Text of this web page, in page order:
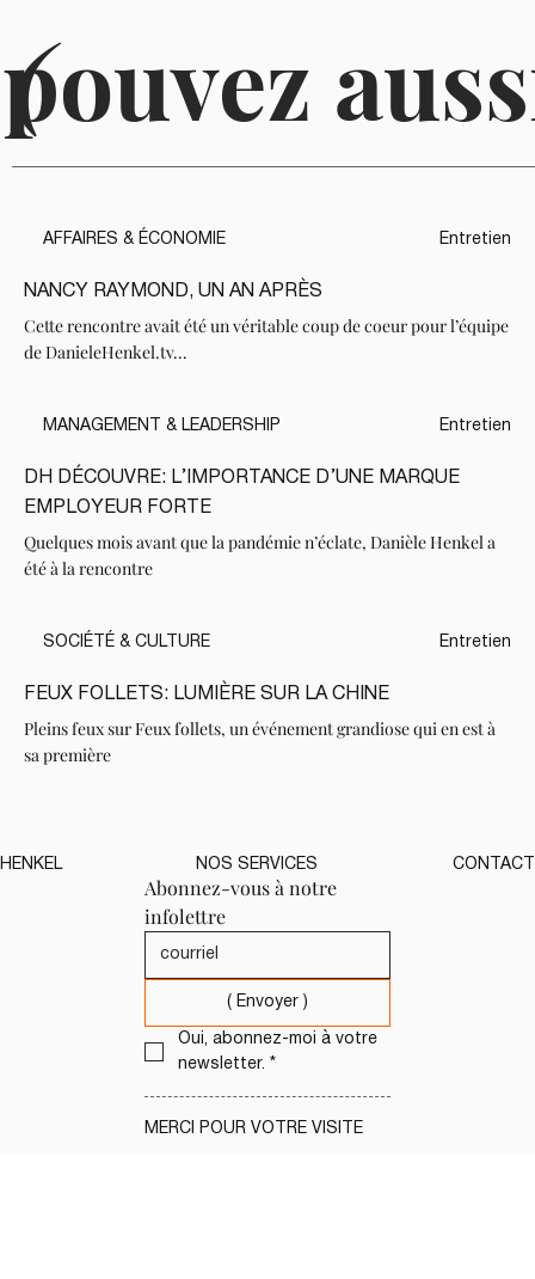
(
Entretien
NANCY RAYMOND, UN AN APRÈS
Cette rencontre avait été un véritable coup de coeur pour l’équipe
de DanieleHenkel.tv...
AFFAIRES & ÉCONOMIE
Entretien
DH DÉCOUVRE: L’IMPORTANCE D’UNE MARQUE
EMPLOYEUR FORTE
Quelques mois avant que la pandémie n’éclate, Danièle Henkel a
été à la rencontre
MANAGEMENT & LEADERSHIP
Entretien
FEUX FOLLETS: LUMIÈRE SUR LA CHINE
Pleins feux sur Feux follets, un événement grandiose qui en est à
sa première
SOCIÉTÉ & CULTURE
Abonnez-vous à notre
infolettre
( Envoyer )
Oui, abonnez-moi à votre
newsletter. *
MERCI POUR VOTRE VISITE
HENKEL NOS SERVICES CONTACT